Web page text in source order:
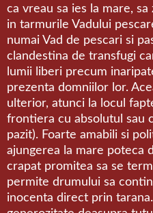
ca vreau sa ies la mare,
in tarmurile Vadului
numai Vad de pescari si
clandestina de transfugi
lumii liberi precum
prezenta domniilor lor.
ulterior, atunci la locul
frontiera cu absolutul sau
pazit). Foarte amabili si
ajungerea la mare poteca
crapat promitea sa se
permite drumului sa
inocenta direct prin